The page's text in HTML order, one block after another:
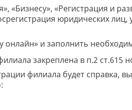
«Бизнесу», «Регистрация и
юридических
онлайн» и заполнить
закреплена в п.2 ст.615
филиала будет справка,